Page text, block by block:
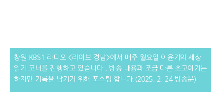
창원 KBS1 라디오 <라이브 경남>에서 매주 월요일 이윤기의 세상
읽기 코너를 진행하고 있습니다 . 방송 내용과 조금 다른 초고이기는
하지만 기록을 남기기 위해 포스팅 합니다.(2025. 2. 24 방송분)